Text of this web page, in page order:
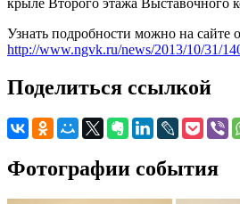
крыле Второго этажа Выставочного
Узнать подробности можно на сайте
http://www.ngvk.ru/news/2013/10/31/
Поделиться ссылкой
Фотографии события